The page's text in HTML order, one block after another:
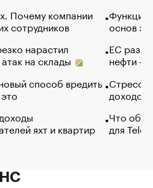
Почему компании
сотрудников
нарастил
на склады
способ вредить
яхт и квартир
Функции
основ
ЕС
нефти —
Стресс
доходов
Что
для